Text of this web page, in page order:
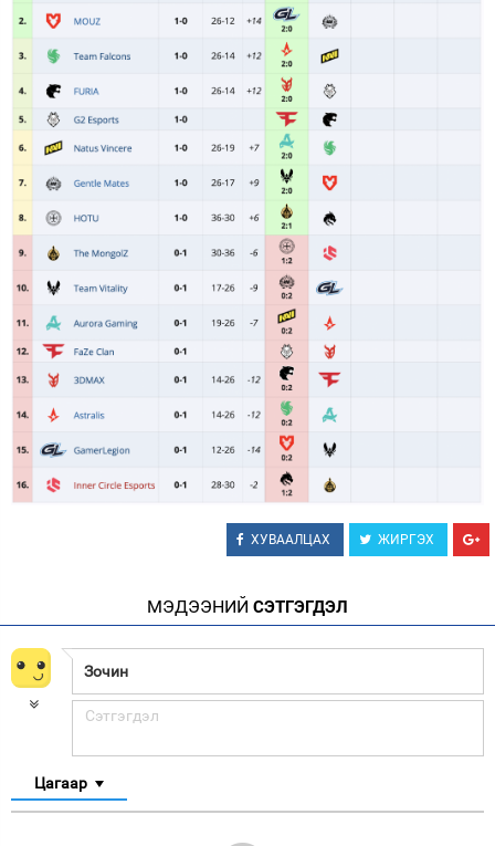
ХУВААЛЦАХ ЖИРГЭХ
МЭДЭЭНИЙ СЭТГЭГДЭЛ
Цагаар